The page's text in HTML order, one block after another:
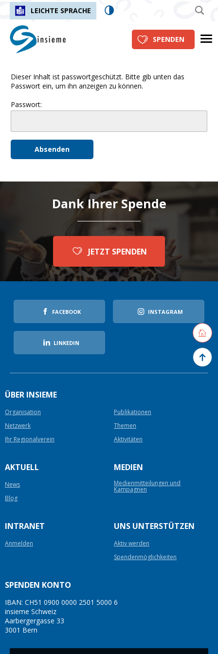
LEICHTE SPRACHE
insieme.ch
SPENDEN
Dieser Inhalt ist passwortgeschützt. Bitte gib unten das
Passwort ein, um ihn anzeigen zu können.
Passwort:
Dank Ihrer Spende
JETZT SPENDEN
FACEBOOK INSTAGRAM
LINKEDIN
ÜBER INSIEME
Organisation
Publikationen
Netzwerk
Themen
Ihr Regionalverein
Aktivitäten
AKTUELL
News
Blog
MEDIEN
Medienmitteilungen und
Kampagnen
INTRANET
Anmelden
UNS UNTERSTÜTZEN
Aktiv werden
Spendenmöglichkeiten
SPENDEN KONTO
IBAN: CH51 0900 0000 2501 5000 6
insieme Schweiz
Aarbergergasse 33
3001 Bern
Zurück